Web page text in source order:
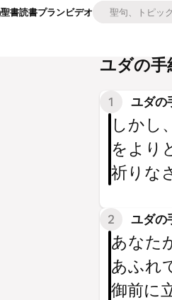
聖書読書プランビデオ
ユダの手
1 ユダの
しかし
をより
祈りな
2 ユダの
あなた
あふれ
御前に